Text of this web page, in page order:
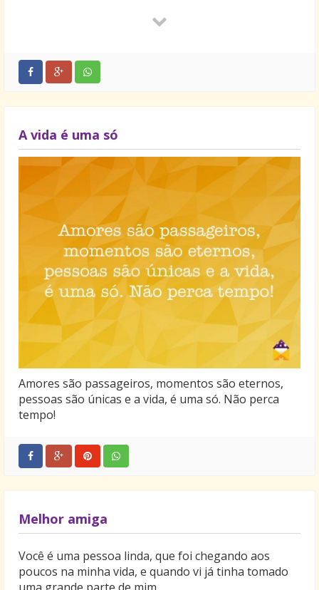
de seus filhos. Passa a adorar cachorros, Mesmo que
que ela sente, Quando alguma coisa dá errado,
porque, por tabela, Ela sentirá em dose tripla, Cada
Cada desapontamento. Tudo isto são…coisas de mãe
A vida é uma só
Amores são passageiros, momentos são eternos,
pessoas são únicas e a vida, é uma só. Não perca
tempo!
Melhor amiga
Você é uma pessoa linda, que foi chegando aos
poucos na minha vida, e quando vi já tinha tomado